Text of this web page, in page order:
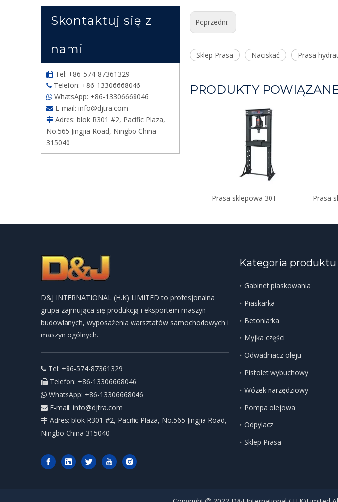
Skontaktuj się z
nami
 Tel: +86-574-87361329
 Telefon: +86-13306668046
 WhatsApp: +86-13306668046
 E-mail: info@djtra.com
 Adres: blok R301 #2, Pacific Plaza,
No.565 Jingjia Road, Ningbo China
315040
Poprzedni:
Sklep Prasa Naciskać Prasa
PRODUKTY
Prasa sklepowa 30T Prasa
D&J INTERNATIONAL (H.K) LIMITED to profesjonalna
grupa zajmująca się produkcją i eksportem maszyn
budowlanych, wyposażenia warsztatów samochodowych i
maszyn ogólnych.
 Tel: +86-574-87361329
 Telefon: +86-13306668046
 WhatsApp: +86-13306668046
 E-mail: info@djtra.com
 Adres: blok R301 #2, Pacific Plaza, No.565 Jingjia Road,
Ningbo China 315040
Kategoria produktu
Gabinet piaskowania
Piaskarka
Betoniarka
Myjka części
Odwadniacz oleju
Pistolet wybuchowy
Wózek narzędziowy
Pompa olejowa
Odpylacz
Sklep Prasa